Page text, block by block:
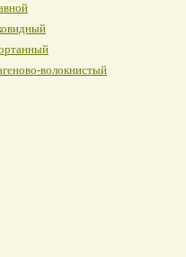
волокнистый